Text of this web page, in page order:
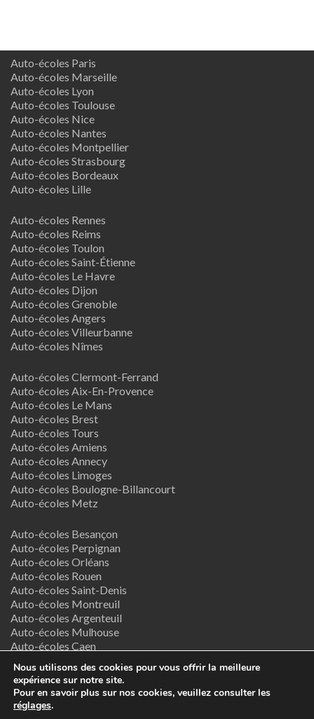
Auto-écoles Paris
Auto-écoles Marseille
Auto-écoles Lyon
Auto-écoles Toulouse
Auto-écoles Nice
Auto-écoles Nantes
Auto-écoles Montpellier
Auto-écoles Strasbourg
Auto-écoles Bordeaux
Auto-écoles Lille
Auto-écoles Rennes
Auto-écoles Reims
Auto-écoles Toulon
Auto-écoles Saint-Étienne
Auto-écoles Le Havre
Auto-écoles Dijon
Auto-écoles Grenoble
Auto-écoles Angers
Auto-écoles Villeurbanne
Auto-écoles Nîmes
Auto-écoles Clermont-Ferrand
Auto-écoles Aix-En-Provence
Auto-écoles Le Mans
Auto-écoles Brest
Auto-écoles Tours
Auto-écoles Amiens
Auto-écoles Annecy
Auto-écoles Limoges
Auto-écoles Boulogne-Billancourt
Auto-écoles Metz
Auto-écoles Besançon
Auto-écoles Perpignan
Auto-écoles Orléans
Auto-écoles Rouen
Auto-écoles Saint-Denis
Auto-écoles Montreuil
Auto-écoles Argenteuil
Auto-écoles Mulhouse
Auto-écoles Caen
Termes & Conditions
Nous utilisons des cookies pour vous offrir la meilleure
expérience sur notre site.
Pour en savoir plus sur nos cookies, veuillez consulter les
réglages.